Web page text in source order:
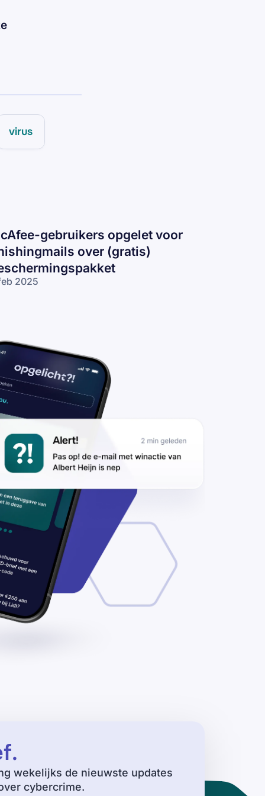
virus
gebruikers opgelet voor
over (gratis)
2025
.
wekelijks de nieuwste updates
cybercrime.